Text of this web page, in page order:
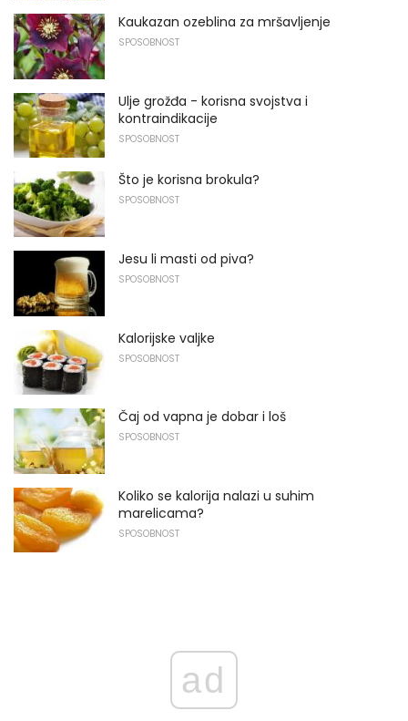
Kaukazan ozeblina za mršavljenje
SPOSOBNOST
Ulje grožđa - korisna svojstva i
kontraindikacije
SPOSOBNOST
Što je korisna brokula?
SPOSOBNOST
Jesu li masti od piva?
SPOSOBNOST
Kalorijske valjke
SPOSOBNOST
Čaj od vapna je dobar i loš
SPOSOBNOST
Koliko se kalorija nalazi u suhim
marelicama?
SPOSOBNOST
ad